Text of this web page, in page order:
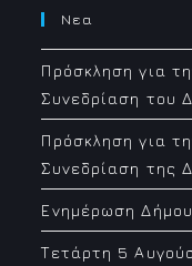
Νεα
Πρόσκληση για
Συνεδρίαση του
Πρόσκληση για
Συνεδρίαση της
Ενημέρωση
Τετάρτη 5